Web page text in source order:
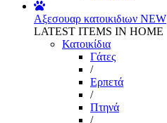
Αξεσουαρ κατοικιδιων NEW
LATEST ITEMS IN HOME
Κατοικίδια
Γάτες
/
Ερπετά
/
Πτηνά
/